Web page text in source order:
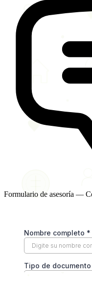
Formulario de asesoría —